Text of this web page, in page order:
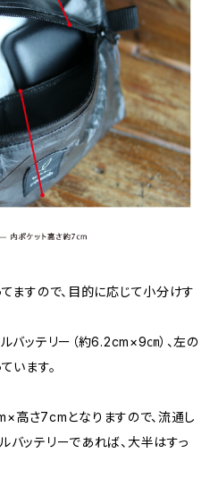
ますので、目的に応じて小分けす
バッテリー（約6.2cm×9㎝）、左の
います。
高さ7cmとなりますので、流通し
ッテリーであれば、大半はすっ